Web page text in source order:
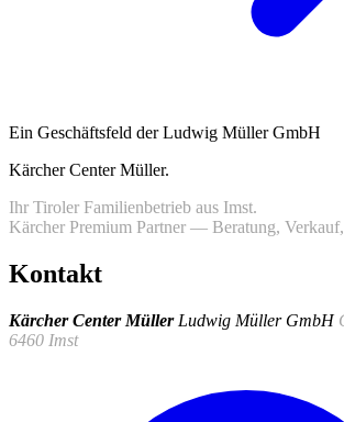
Ein Geschäftsfeld der Ludwig Müller GmbH
Kärcher Center Müller.
Ihr Tiroler Familienbetrieb aus Imst.
Kärcher Premium Partner — Beratung,
Kontakt
Kärcher Center Müller Ludwig Müller GmbH
6460 Imst